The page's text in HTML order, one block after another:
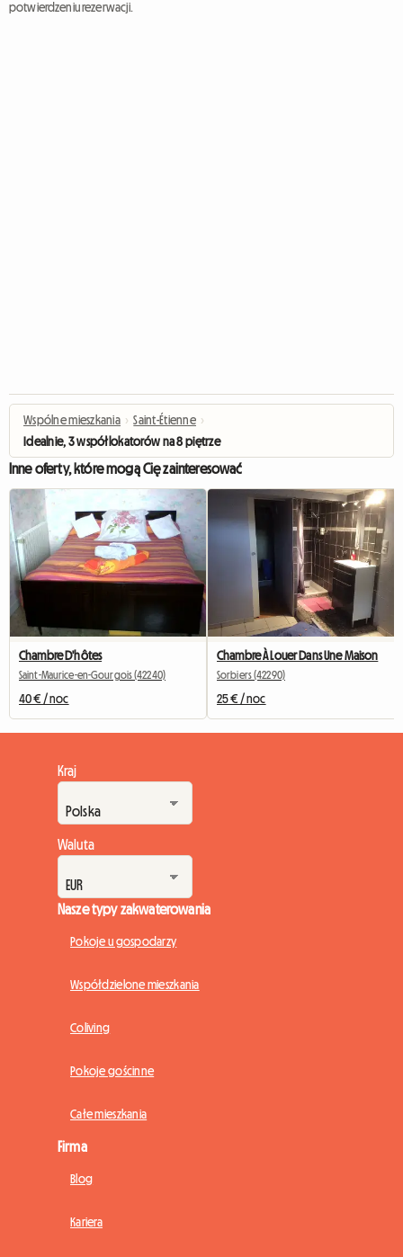
potwierdzeniu rezerwacji.
Wspólne mieszkania › Saint-Étienne ›
Idealnie, 3 współlokatorów na 8 piętrze
Inne oferty, które mogą Cię zainteresować
Chambre D'hôtes
Saint-Maurice-en-Gourgois (42240)
40 € / noc
Chambre À Louer Dans Une Maison
Sorbiers (42290)
25 € / noc
Kraj
Waluta
Nasze typy zakwaterowania
Pokoje u gospodarzy
Współdzielone mieszkania
Coliving
Pokoje gościnne
Całe mieszkania
Firma
Blog
Kariera